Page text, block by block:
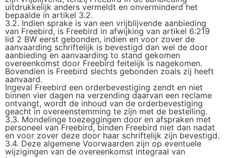
uitdrukkelijk anders vermeldt en onverminderd het
bepaalde in artikel 3.2.
3.2. Indien sprake is van een vrijblijvende aanbieding
van Freebird, is Freebird in afwijking van artikel 6:219
lid 2 BW eerst gebonden, indien en voor zover de
aanvaarding schriftelijk is bevestigd dan wel de door
aanbieding en aanvaarding to stand gekomen
overeenkomst door Freebird feitelijk is nagekomen.
Bovendien is Freebird slechts gebonden zoals zij heeft
aanvaard.
Ingeval Freebird een orderbevestiging zendt en niet
binnen vier dagen na verzending daarvan een reclame
ontvangt, wordt de inhoud van de orderbevestiging
geacht in overeenstemming te zijn met de bestelling.
3.3. Mondelinge toezeggingen door en afspraken met
personeel van Freebird, binden Freebird niet dan nadat
en voor zover deze door haar schriftelijk zijn bevestigd.
3.4. Deze algemene Voorwaarden zijn op eventuele
wijzigingen van de overeenkomst integraal van